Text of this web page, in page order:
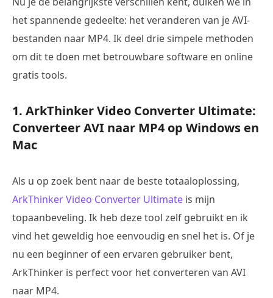
het spannende gedeelte: het veranderen van je AVI-
bestanden naar MP4. Ik deel drie simpele methoden
om dit te doen met betrouwbare software en online
gratis tools.
1. ArkThinker Video Converter Ultimate:
Converteer AVI naar MP4 op Windows en
Mac
Als u op zoek bent naar de beste totaaloplossing,
ArkThinker Video Converter Ultimate is mijn
topaanbeveling. Ik heb deze tool zelf gebruikt en ik
vind het geweldig hoe eenvoudig en snel het is. Of je
nu een beginner of een ervaren gebruiker bent,
ArkThinker is perfect voor het converteren van AVI
naar MP4.